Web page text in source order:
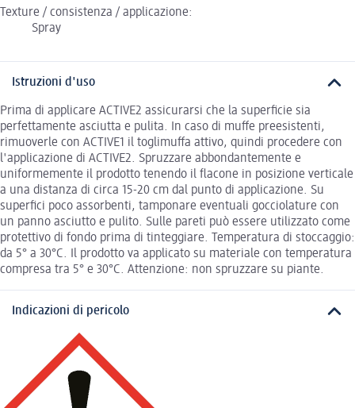
Texture / consistenza / applicazione:
Spray
Istruzioni d'uso
Prima di applicare ACTIVE2 assicurarsi che la superficie sia
perfettamente asciutta e pulita. In caso di muffe preesistenti,
rimuoverle con ACTIVE1 il toglimuffa attivo, quindi procedere con
l'applicazione di ACTIVE2. Spruzzare abbondantemente e
uniformemente il prodotto tenendo il flacone in posizione verticale
a una distanza di circa 15-20 cm dal punto di applicazione. Su
superfici poco assorbenti, tamponare eventuali gocciolature con
un panno asciutto e pulito. Sulle pareti può essere utilizzato come
protettivo di fondo prima di tinteggiare. Temperatura di stoccaggio:
da 5° a 30°C. Il prodotto va applicato su materiale con temperatura
compresa tra 5° e 30°C. Attenzione: non spruzzare su piante.
Indicazioni di pericolo